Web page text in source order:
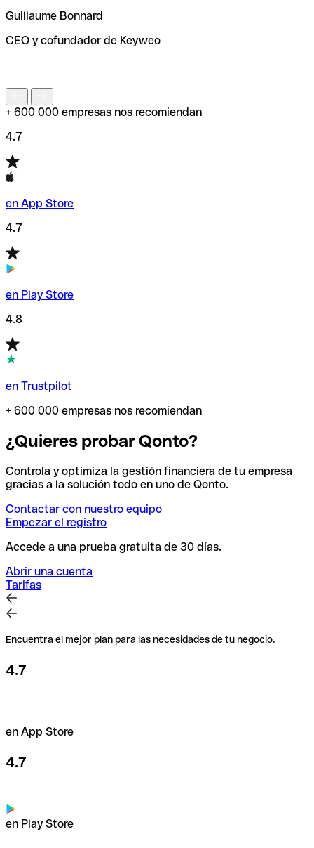
de enviar tu transferencia.
Guillaume Bonnard
CEO y cofundador de Keyweo
+ 600 000 empresas nos recomiendan
4.7
en App Store
4.7
en Play Store
4.8
en Trustpilot
+ 600 000 empresas nos recomiendan
¿Quieres probar Qonto?
Controla y optimiza la gestión financiera de tu empresa
gracias a la solución todo en uno de Qonto.
Contactar con nuestro equipo
Empezar el registro
Accede a una prueba gratuita de 30 días.
Abrir una cuenta
Tarifas
Encuentra el mejor plan para las necesidades de tu negocio.
4.7
en App Store
4.7
en Play Store